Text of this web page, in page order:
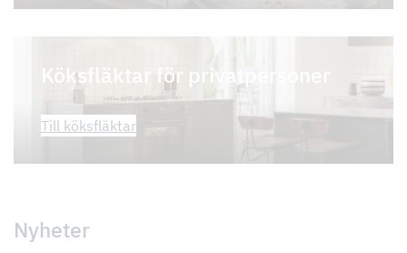
Köksfläktar för privatpersoner
Till köksfläktar
Nyheter